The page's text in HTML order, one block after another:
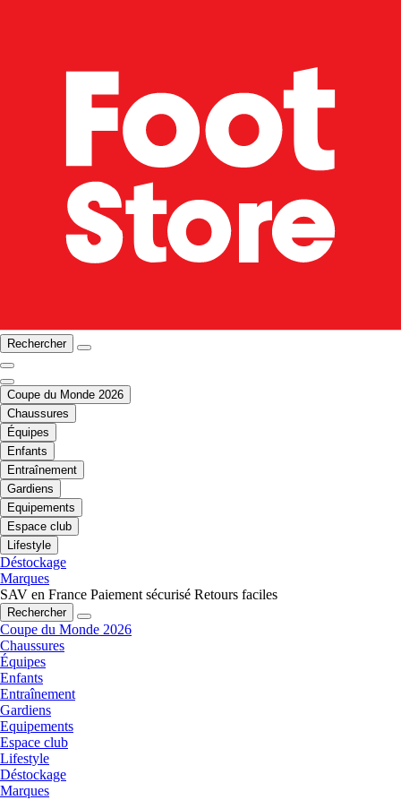
Rechercher
Coupe du Monde 2026
Chaussures
Équipes
Enfants
Entraînement
Gardiens
Equipements
Espace club
Lifestyle
Déstockage
Marques
SAV en France Paiement sécurisé Retours faciles
Rechercher
Coupe du Monde 2026
Chaussures
Équipes
Enfants
Entraînement
Gardiens
Equipements
Espace club
Lifestyle
Déstockage
Marques